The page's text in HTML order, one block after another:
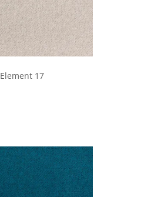
Element 17